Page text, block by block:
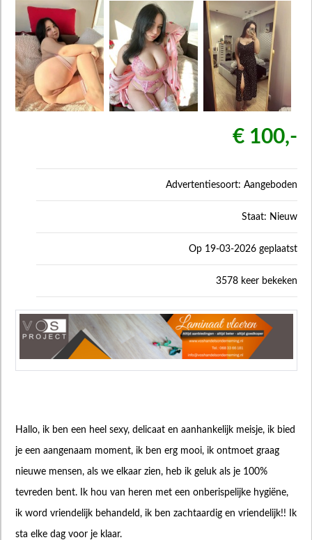
€ 100,-
Advertentiesoort: Aangeboden
Staat: Nieuw
Op 19-03-2026 geplaatst
3578 keer bekeken
Hallo, ik ben een heel sexy, delicaat en aanhankelijk meisje, ik bied
je een aangenaam moment, ik ben erg mooi, ik ontmoet graag
nieuwe mensen, als we elkaar zien, heb ik geluk als je 100%
tevreden bent. Ik hou van heren met een onberispelijke hygiëne,
ik word vriendelijk behandeld, ik ben zachtaardig en vriendelijk!! Ik
sta elke dag voor je klaar.